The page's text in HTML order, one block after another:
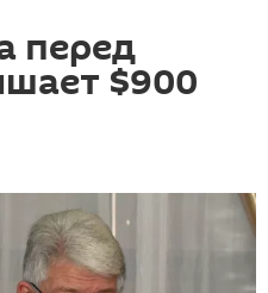
перед
$900